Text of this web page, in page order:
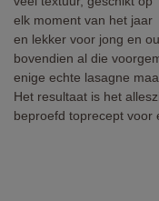
elk moment van het jaar
en lekker voor jong en
bovendien al die
enige echte lasagne
Het resultaat is het
beproefd toprecept voor